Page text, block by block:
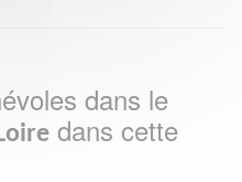
dans le
dans cette